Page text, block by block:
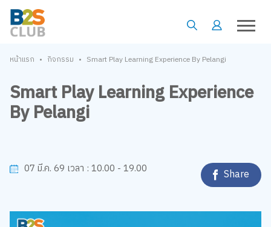
หน้าแรก • กิจกรรม • Smart Play Learning Experience By Pelangi
Smart Play Learning Experience
By Pelangi
07 มี.ค. 69 เวลา : 10.00 - 19.00 Share